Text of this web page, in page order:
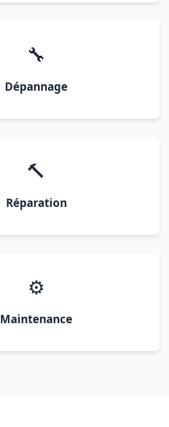
🔧
Dépannage
🔨
Réparation
⚙️
Maintenance